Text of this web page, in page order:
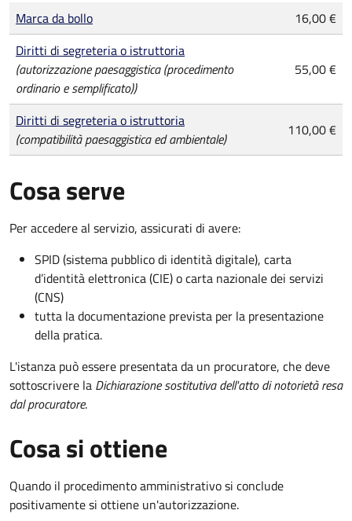
Tipo di pagamento
Importo
Marca da bollo
16,00 €
Diritti di segreteria o istruttoria
(autorizzazione paesaggistica (procedimento
ordinario e semplificato))
55,00 €
Diritti di segreteria o istruttoria
(compatibilità paesaggistica ed ambientale)
110,00 €
Cosa serve
Per accedere al servizio, assicurati di avere:
SPID (sistema pubblico di identità digitale), carta
d’identità elettronica (CIE) o carta nazionale dei servizi
(CNS)
tutta la documentazione prevista per la presentazione
della pratica.
L'istanza può essere presentata da un procuratore, che deve
sottoscrivere la Dichiarazione sostitutiva dell'atto di notorietà resa
dal procuratore.
Cosa si ottiene
Quando il procedimento amministrativo si conclude
positivamente si ottiene un'autorizzazione.